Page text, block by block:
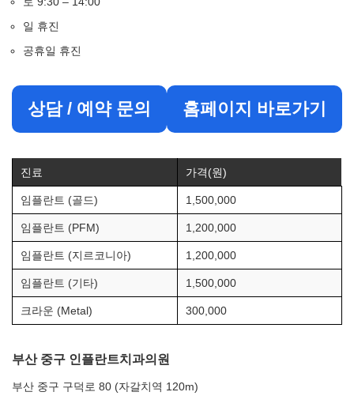
일 휴진
공휴일 휴진
상담 / 예약 문의 홈페이지 바로가기
진료 가격(원)
임플란트 (골드) 1,500,000
임플란트 (PFM) 1,200,000
임플란트 (지르코니아) 1,200,000
임플란트 (기타) 1,500,000
크라운 (Metal) 300,000
부산 중구 인플란트치과의원
부산 중구 구덕로 80 (자갈치역 120m)